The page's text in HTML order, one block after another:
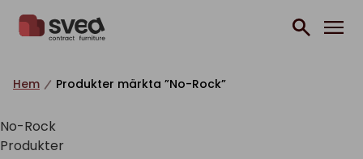
Hem Produkter märkta ”No-Rock”
No-Rock
Produkter